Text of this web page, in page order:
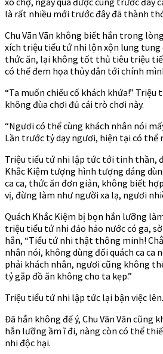
là rất nhiều mới trước đây đã thành
Chu Vãn Vãn không biết hắn trong
xích triệu tiểu tứ nhi lộn xộn lung
thức ăn, lại không tốt thủ tiêu triệu
có thể đem họa thủy dẫn tới chính
“Ta muốn chiếu cố khách khứa!”
không đùa chơi đủ cái trò chơi này.
“Ngươi có thể cùng khách nhân nói
Lần trước tỷ dạy ngươi, hiện tại có thể
Triệu tiểu tứ nhi lập tức tới tinh thần,
Khắc Kiệm tượng hình tượng dáng
ca ca, thức ăn đơn giản, không biết
vị, đừng làm như người xa lạ, ngươi
Quách Khắc Kiệm bị bọn hắn lưỡng
triệu tiểu tứ nhi đảo hảo nước có ga,
hắn, “Tiểu tứ nhi thật thông minh!
nhân nói, không dùng đối quách ca ca
phải khách nhân, ngươi cũng không
tỷ gắp đồ ăn không cho ta kẹp.”
Triệu tiểu tứ nhi lập tức lại bận việc lên.
Đã hắn không để ý, Chu Vãn Vãn cũng
hắn lưỡng ầm ĩ đi, nàng còn có thể
nhi độc hại.